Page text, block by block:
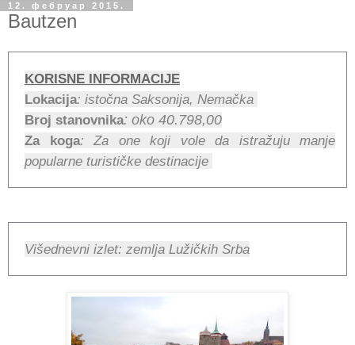
12. фебруар 2015.
Bautzen
KORISNE INFORMACIJE
Lokacija: istočna Saksonija, Nemačka
Broj stanovnika: oko 40.798,00
Za koga: Za one koji vole da istražuju manje
popularne turističke destinacije
Višednevni izlet: zemlja Lužičkih Srba